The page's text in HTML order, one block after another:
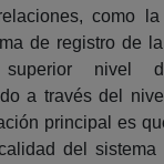
como
de registro de
nivel
a través del
principal es
del sistema